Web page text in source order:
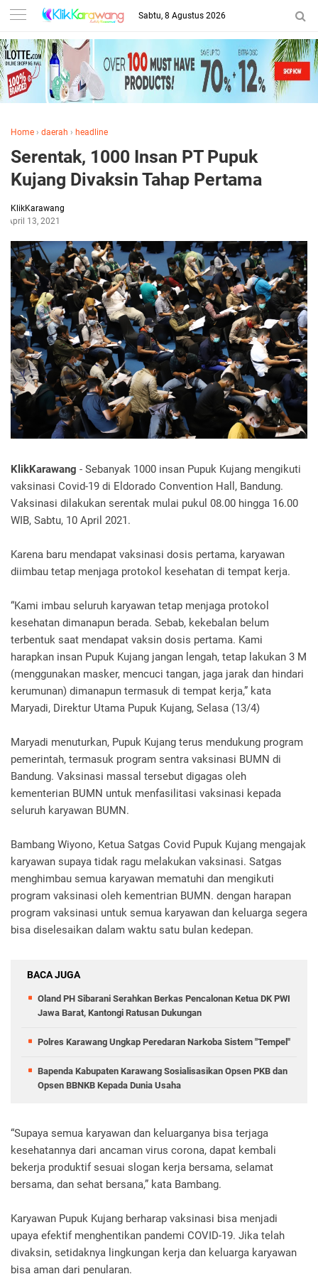
Sabtu, 8 Agustus 2026
Home › daerah › headline
Serentak, 1000 Insan PT Pupuk
Kujang Divaksin Tahap Pertama
KlikKarawang
April 13, 2021
KlikKarawang - Sebanyak 1000 insan Pupuk Kujang mengikuti
vaksinasi Covid-19 di Eldorado Convention Hall, Bandung.
Vaksinasi dilakukan serentak mulai pukul 08.00 hingga 16.00
WIB, Sabtu, 10 April 2021.
Karena baru mendapat vaksinasi dosis pertama, karyawan
diimbau tetap menjaga protokol kesehatan di tempat kerja.
“Kami imbau seluruh karyawan tetap menjaga protokol
kesehatan dimanapun berada. Sebab, kekebalan belum
terbentuk saat mendapat vaksin dosis pertama. Kami
harapkan insan Pupuk Kujang jangan lengah, tetap lakukan 3 M
(menggunakan masker, mencuci tangan, jaga jarak dan hindari
kerumunan) dimanapun termasuk di tempat kerja,” kata
Maryadi, Direktur Utama Pupuk Kujang, Selasa (13/4)
Maryadi menuturkan, Pupuk Kujang terus mendukung program
pemerintah, termasuk program sentra vaksinasi BUMN di
Bandung. Vaksinasi massal tersebut digagas oleh
kementerian BUMN untuk menfasilitasi vaksinasi kepada
seluruh karyawan BUMN.
Bambang Wiyono, Ketua Satgas Covid Pupuk Kujang mengajak
karyawan supaya tidak ragu melakukan vaksinasi. Satgas
menghimbau semua karyawan mematuhi dan mengikuti
program vaksinasi oleh kementrian BUMN. dengan harapan
program vaksinasi untuk semua karyawan dan keluarga segera
bisa diselesaikan dalam waktu satu bulan kedepan.
BACA JUGA
Oland PH Sibarani Serahkan Berkas Pencalonan Ketua DK PWI
Jawa Barat, Kantongi Ratusan Dukungan
Polres Karawang Ungkap Peredaran Narkoba Sistem "Tempel"
Bapenda Kabupaten Karawang Sosialisasikan Opsen PKB dan
Opsen BBNKB Kepada Dunia Usaha
“Supaya semua karyawan dan keluarganya bisa terjaga
kesehatannya dari ancaman virus corona, dapat kembali
bekerja produktif sesuai slogan kerja bersama, selamat
bersama, dan sehat bersana,” kata Bambang.
Karyawan Pupuk Kujang berharap vaksinasi bisa menjadi
upaya efektif menghentikan pandemi COVID-19. Jika telah
divaksin, setidaknya lingkungan kerja dan keluarga karyawan
bisa aman dari penularan.